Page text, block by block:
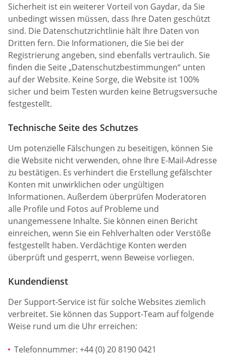
Sicherheit ist ein weiterer Vorteil von Gaydar, da Sie
unbedingt wissen müssen, dass Ihre Daten geschützt
sind. Die Datenschutzrichtlinie hält Ihre Daten von
Dritten fern. Die Informationen, die Sie bei der
Registrierung angeben, sind ebenfalls vertraulich. Sie
finden die Seite „Datenschutzbestimmungen“ unten
auf der Website. Keine Sorge, die Website ist 100%
sicher und beim Testen wurden keine Betrugsversuche
festgestellt.
Technische Seite des Schutzes
Um potenzielle Fälschungen zu beseitigen, können Sie
die Website nicht verwenden, ohne Ihre E-Mail-Adresse
zu bestätigen. Es verhindert die Erstellung gefälschter
Konten mit unwirklichen oder ungültigen
Informationen. Außerdem überprüfen Moderatoren
alle Profile und Fotos auf Probleme und
unangemessene Inhalte. Sie können einen Bericht
einreichen, wenn Sie ein Fehlverhalten oder Verstöße
festgestellt haben. Verdächtige Konten werden
überprüft und gesperrt, wenn Beweise vorliegen.
Kundendienst
Der Support-Service ist für solche Websites ziemlich
verbreitet. Sie können das Support-Team auf folgende
Weise rund um die Uhr erreichen:
Telefonnummer: +44 (0) 20 8190 0421